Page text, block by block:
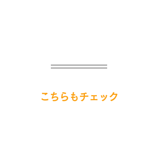
こちらもチェック